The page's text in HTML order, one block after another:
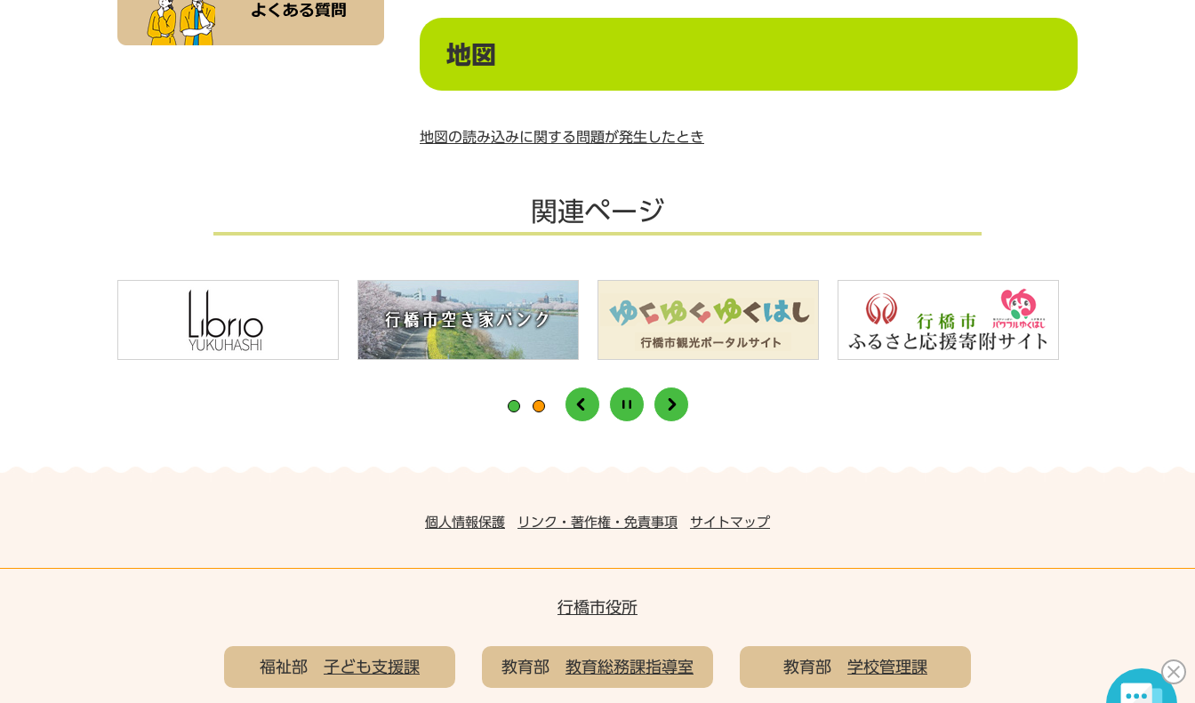
地図
地図の読み込みに関する問題が発生したとき
関連ページ
個人情報保護 リンク・著作権・免責事項 サイトマップ
行橋市役所
福祉部 子ども支援課 教育部 教育総務課指導室 教育部 学校管理課